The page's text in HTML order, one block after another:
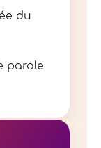
du
parole